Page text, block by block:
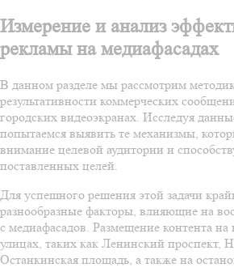
Измерение и анализ
рекламы на медиафасадах
В данном разделе мы рассмотрим
результативности коммерческих
городских видеоэкранах. Исследуя
попытаемся выявить те механизмы,
внимание целевой аудитории и
поставленных целей.
Для успешного решения этой задачи
разнообразные факторы, влияющие на
с медиафасадов. Размещение контента на
улицах, таких как Ленинский проспект,
Останкинская площадь, а также на